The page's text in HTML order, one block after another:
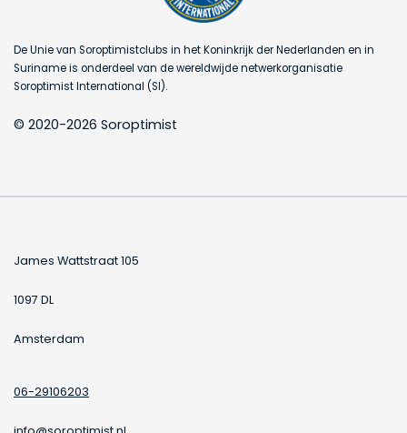
De Unie van Soroptimistclubs in het Koninkrijk der Nederlanden en in
Suriname is onderdeel van de wereldwijde netwerkorganisatie
Soroptimist International (SI).
© 2020-2026 Soroptimist
James Wattstraat 105
1097 DL
Amsterdam
06-29106203